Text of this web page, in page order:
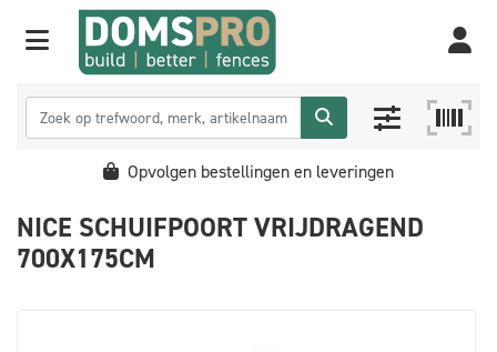
Opvolgen bestellingen en leveringen
NICE SCHUIFPOORT VRIJDRAGEND
700X175CM